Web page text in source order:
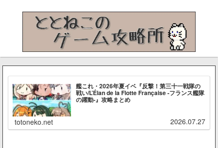
艦これ・2026年夏イベ『反撃！第三十一戦隊の
戦い/L’Élan de la Flotte Française -フランス艦隊
の躍動-』攻略まとめ
totoneko.net 2026.07.27